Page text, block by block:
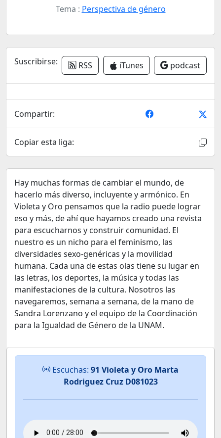
Tema : Perspectiva de género
Suscribirse: RSS iTunes podcast
Compartir:
Copiar esta liga:
Hay muchas formas de cambiar el mundo, de
hacerlo más diverso, incluyente y armónico. En
Violeta y Oro pensamos que la radio puede lograr
eso y más, de ahí que hayamos creado una revista
para escucharnos y construir comunidad. El
nuestro es un nicho para el feminismo, las
diversidades sexo-genéricas y la movilidad
humana. Cada una de estas olas tiene su lugar en
las letras, los deportes, la música y todas las
manifestaciones de la cultura. Nosotros las
navegaremos, semana a semana, de la mano de
Sandra Lorenzano y el equipo de la Coordinación
para la Igualdad de Género de la UNAM.
Escuchas: 91 Violeta y Oro Marta
Rodriguez Cruz D081023